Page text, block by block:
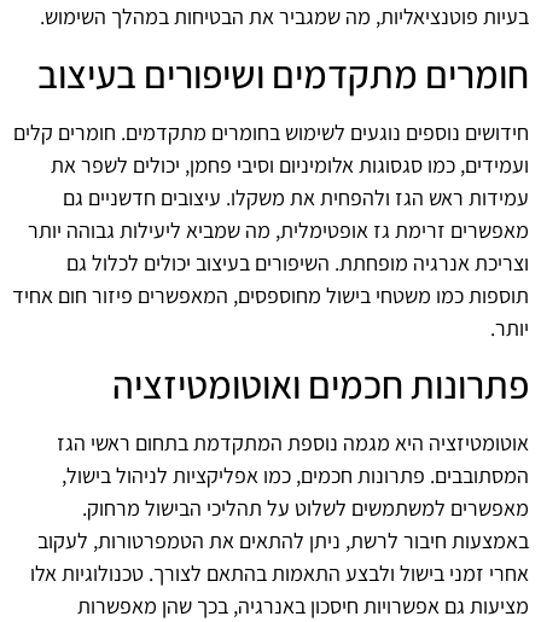
בעיות פוטנציאליות, מה שמגביר את הבטיחות במהלך השימוש.
חומרים מתקדמים ושיפורים בעיצוב
חידושים נוספים נוגעים לשימוש בחומרים מתקדמים. חומרים קלים
ועמידים, כמו סגסוגות אלומיניום וסיבי פחמן, יכולים לשפר את
עמידות ראש הגז ולהפחית את משקלו. עיצובים חדשניים גם
מאפשרים זרימת גז אופטימלית, מה שמביא ליעילות גבוהה יותר
וצריכת אנרגיה מופחתת. השיפורים בעיצוב יכולים לכלול גם
תוספות כמו משטחי בישול מחוספסים, המאפשרים פיזור חום אחיד
יותר.
פתרונות חכמים ואוטומטיזציה
אוטומטיזציה היא מגמה נוספת המתקדמת בתחום ראשי הגז
המסתובבים. פתרונות חכמים, כמו אפליקציות לניהול בישול,
מאפשרים למשתמשים לשלוט על תהליכי הבישול מרחוק.
באמצעות חיבור לרשת, ניתן להתאים את הטמפרטורות, לעקוב
אחרי זמני בישול ולבצע התאמות בהתאם לצורך. טכנולוגיות אלו
מציעות גם אפשרויות חיסכון באנרגיה, בכך שהן מאפשרות